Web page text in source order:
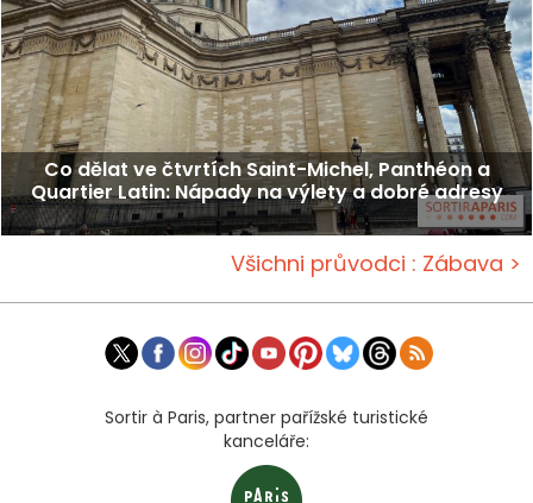
Co dělat ve čtvrtích Saint-Michel, Panthéon a
Quartier Latin: Nápady na výlety a dobré adresy
Všichni průvodci : Zábava >
Sortir à Paris, partner pařížské turistické
kanceláře: